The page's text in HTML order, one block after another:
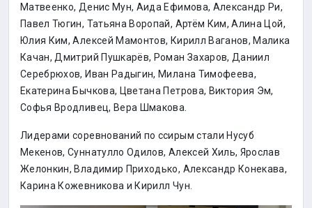
Матвеенко, Денис Мун, Аида Ефимова, Александр Ри,
Павел Тюгин, Татьяна Воропай, Артём Ким, Алина Цой,
Юлия Ким, Алексей Мамонтов, Кирилл Ваганов, Малика
Качан, Дмитрий Пушкарёв, Роман Захаров, Даниил
Серебрюхов, Иван Радыгин, Милана Тимофеева,
Екатерина Бычкова, Цветана Петрова, Виктория Эм,
Софья Вродливец, Вера Шмакова.
Лидерами соревнований по ссирым стали Нусуб
Мекенов, Суннатулло Одилов, Алексей Хиль, Ярослав
Желонкин, Владимир Приходько, Александр Конекава,
Карина Кожевникова и Кирилл Чун.